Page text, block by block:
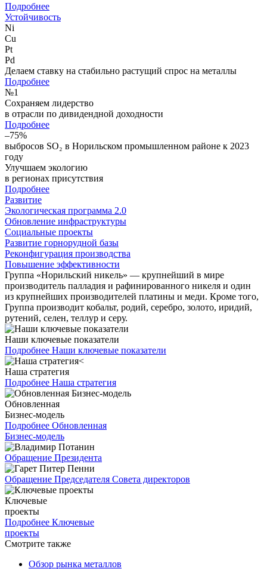
Подробнее
Устойчивость
Ni
Cu
Pt
Pd
Делаем ставку на стабильно растущий спрос на металлы
Подробнее
№1
Сохраняем лидерство
в отрасли по дивидендной доходности
Подробнее
–75%
выбросов SO₂ в Норильском промышленном районе к 2023
году
Улучшаем экологию
в регионах присутствия
Подробнее
Развитие
Экологическая программа 2.0
Обновление инфраструктуры
Социальные проекты
Развитие горнорудной базы
Реконфигурация производства
Повышение эффективности
Группа «Норильский никель» — крупнейший в мире
производитель палладия и рафинированного никеля и один
из крупнейших производителей платины и меди. Кроме того,
Группа производит кобальт, родий, серебро, золото, иридий,
рутений, селен, теллур и серу.
Наши ключевые показатели
Подробнее Наши ключевые показатели
Наша стратегия
Подробнее Наша стратегия
Обновленная
Бизнес-модель
Подробнее Обновленная
Бизнес-модель
Обращение Президента
Обращение Председателя Совета директоров
Ключевые
проекты
Подробнее Ключевые
проекты
Смотрите также
Обзор рынка металлов